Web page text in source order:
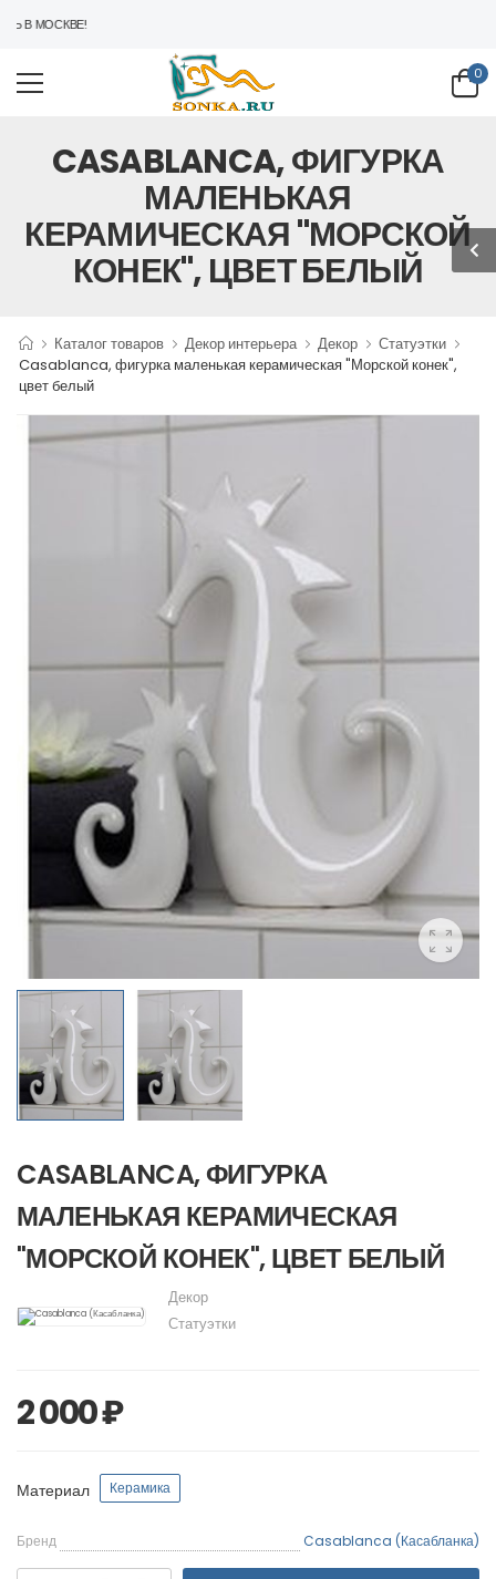
В МОСКВЕ!
0
CASABLANCA, ФИГУРКА
МАЛЕНЬКАЯ
КЕРАМИЧЕСКАЯ "МОРСКОЙ
КОНЕК", ЦВЕТ БЕЛЫЙ
Каталог товаров Декор интерьера Декор
Статуэтки
Casablanca, фигурка маленькая керамическая "Морской конек",
цвет белый
CASABLANCA, ФИГУРКА
МАЛЕНЬКАЯ КЕРАМИЧЕСКАЯ
"МОРСКОЙ КОНЕК", ЦВЕТ БЕЛЫЙ
Декор
Статуэтки
2 000 ₽
Материал Керамика
Бренд Casablanca (Касабланка)